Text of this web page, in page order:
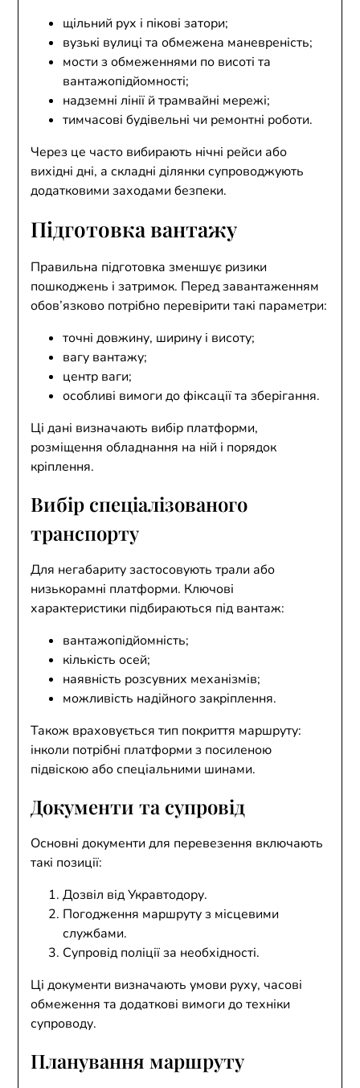
щільний рух і пікові затори;
вузькі вулиці та обмежена маневреність;
мости з обмеженнями по висоті та
вантажопідйомності;
надземні лінії й трамвайні мережі;
тимчасові будівельні чи ремонтні роботи.
Через це часто вибирають нічні рейси або
вихідні дні, а складні ділянки супроводжують
додатковими заходами безпеки.
Підготовка вантажу
Правильна підготовка зменшує ризики
пошкоджень і затримок. Перед завантаженням
обов’язково потрібно перевірити такі параметри:
точні довжину, ширину і висоту;
вагу вантажу;
центр ваги;
особливі вимоги до фіксації та зберігання.
Ці дані визначають вибір платформи,
розміщення обладнання на ній і порядок
кріплення.
Вибір спеціалізованого
транспорту
Для негабариту застосовують трали або
низькорамні платформи. Ключові
характеристики підбираються під вантаж:
вантажопідйомність;
кількість осей;
наявність розсувних механізмів;
можливість надійного закріплення.
Також враховується тип покриття маршруту:
інколи потрібні платформи з посиленою
підвіскою або спеціальними шинами.
Документи та супровід
Основні документи для перевезення включають
такі позиції:
Дозвіл від Укравтодору.
Погодження маршруту з місцевими
службами.
Супровід поліції за необхідності.
Ці документи визначають умови руху, часові
обмеження та додаткові вимоги до техніки
супроводу.
Планування маршруту